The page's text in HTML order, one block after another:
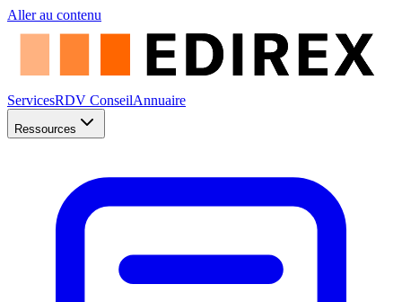
Aller au contenu
ServicesRDV ConseilAnnuaire
Ressources